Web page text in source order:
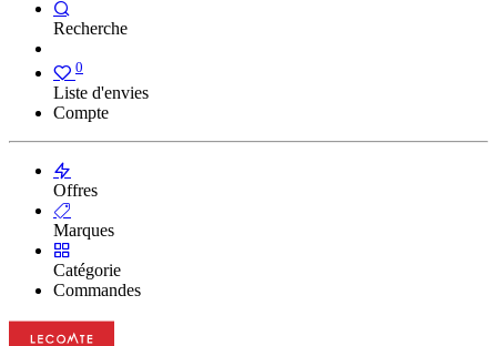
Recherche
0
Liste d'envies
Compte
Offres
Marques
Catégorie
Commandes